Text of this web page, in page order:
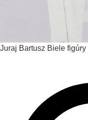
Juraj Bartusz Biele figúry